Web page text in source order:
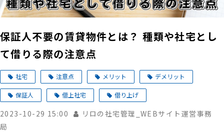
保証人不要の賃貸物件とは？ 種類や社宅とし
て借りる際の注意点
社宅 注意点 メリット デメリット
保証人 借上社宅 借り上げ
2023-10-29 15:00
リロの社宅管理_WEBサイト運営事務
局